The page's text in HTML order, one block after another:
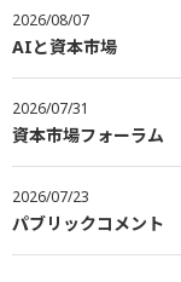
2026/08/07
AIと資本市場
2026/07/31
資本市場フォーラム
2026/07/23
パブリックコメント